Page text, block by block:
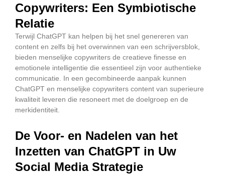
Copywriters: Een Symbiotische
Relatie
Terwijl ChatGPT kan helpen bij het snel genereren van
content en zelfs bij het overwinnen van een schrijversblok,
bieden menselijke copywriters de creatieve finesse en
emotionele intelligentie die essentieel zijn voor authentieke
communicatie. In een gecombineerde aanpak kunnen
ChatGPT en menselijke copywriters content van superieure
kwaliteit leveren die resoneert met de doelgroep en de
merkidentiteit.
De Voor- en Nadelen van het
Inzetten van ChatGPT in Uw
Social Media Strategie